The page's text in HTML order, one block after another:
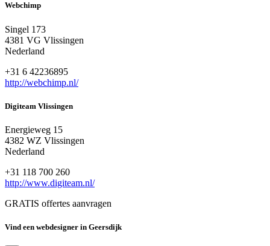
Webchimp
Singel 173
4381 VG Vlissingen
Nederland
+31 6 42236895
http://webchimp.nl/
Digiteam Vlissingen
Energieweg 15
4382 WZ Vlissingen
Nederland
+31 118 700 260
http://www.digiteam.nl/
GRATIS offertes aanvragen
Vind een webdesigner in Geersdijk